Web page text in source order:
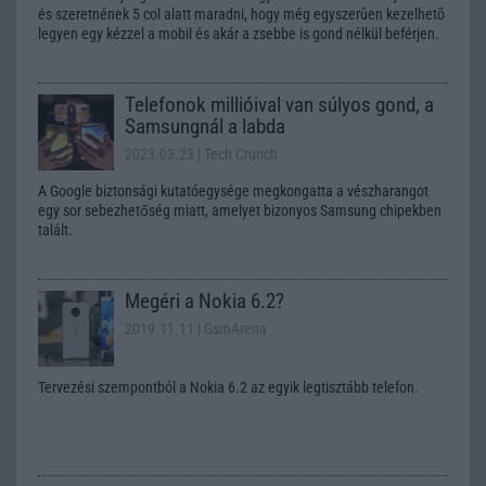
és szeretnének 5 col alatt maradni, hogy még egyszerûen kezelhetõ
legyen egy kézzel a mobil és akár a zsebbe is gond nélkül beférjen.
Telefonok millióival van súlyos gond, a
Samsungnál a labda
2023.03.23 | Tech Crunch
A Google biztonsági kutatóegysége megkongatta a vészharangot
egy sor sebezhetőség miatt, amelyet bizonyos Samsung chipekben
talált.
Megéri a Nokia 6.2?
2019.11.11 | GsmArena
Tervezési szempontból a Nokia 6.2 az egyik legtisztább telefon.